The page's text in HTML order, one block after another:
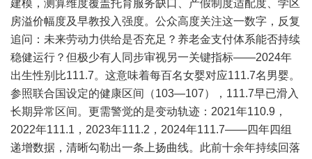
建模，测算维度覆盖托育服务缺口、产假制度适配度、学区
房溢价幅度及早教投入强度。公众高度关注这一数字，反复
追问：未来劳动力供给是否充足？养老金支付体系能否持续
稳健运行？但极少有人同步审视另一关键指标——2024年
出生性别比111.7。这意味着每百名女婴对应111.7名男婴。
参照联合国设定的健康区间（103—107），111.7早已滑入
长期异常区间。更需警觉的是变动轨迹：2021年110.9，
2022年111.1，2023年111.2，2024年111.7——四年四组
递增数据，清晰勾勒出一条上扬曲线。此前十余年持续回落